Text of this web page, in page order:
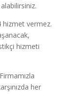
hizmet vermez.
hizmeti
Firmamızla
her